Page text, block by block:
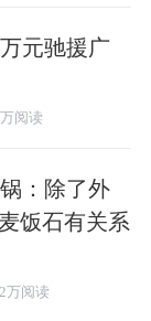
元驰援广
阅读
：除了外
饭石有关系
2万阅读